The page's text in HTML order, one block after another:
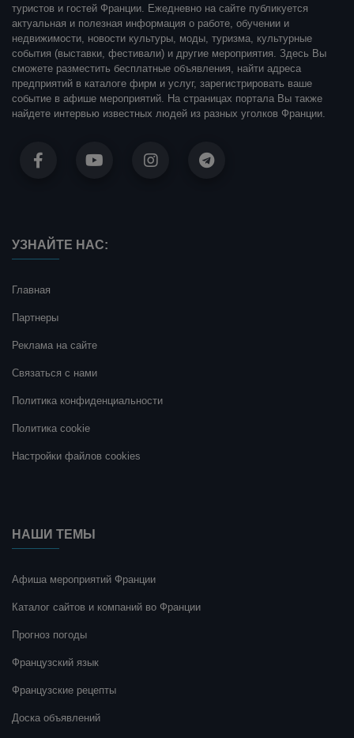
туристов и гостей Франции. Ежедневно на сайте публикуется
актуальная и полезная информация о работе, обучении и
недвижимости, новости культуры, моды, туризма, культурные
события (выставки, фестивали) и другие мероприятия. Здесь Вы
сможете разместить бесплатные объявления, найти адреса
предприятий в каталоге фирм и услуг, зарегистрировать ваше
событие в афише мероприятий. На страницах портала Вы также
найдете интервью известных людей из разных уголков Франции.
УЗНАЙТЕ НАС:
Главная
Партнеры
Реклама на сайте
Связаться с нами
Политика конфиденциальности
Политика cookie
Настройки файлов cookies
НАШИ ТЕМЫ
Афиша мероприятий Франции
Каталог сайтов и компаний во Франции
Прогноз погоды
Французский язык
Французские рецепты
Доска объявлений